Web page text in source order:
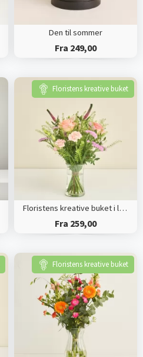
Den til sommer
Fra 249,00
Floristens kreative buket
Floristens kreative buket i lyserøde nuancer
Fra 259,00
Floristens kreative buket